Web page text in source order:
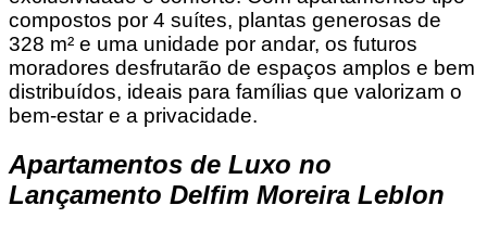
compostos por 4 suítes, plantas generosas de
328 m² e uma unidade por andar, os futuros
moradores desfrutarão de espaços amplos e bem
distribuídos, ideais para famílias que valorizam o
bem-estar e a privacidade.
Apartamentos de Luxo no
Lançamento Delfim Moreira Leblon